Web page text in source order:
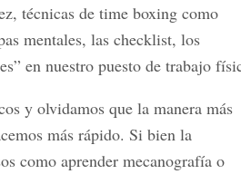
técnicas de time boxing como
mentales, las checklist, los
en nuestro puesto de trabajo
y olvidamos que la manera más
más rápido. Si bien la
como aprender mecanografía o